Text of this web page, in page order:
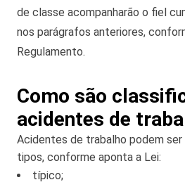
de classe acompanharão o fiel
nos parágrafos anteriores,
Regulamento.
Como são
acidentes de
Acidentes de trabalho podem
tipos, conforme aponta a Lei:
típico;